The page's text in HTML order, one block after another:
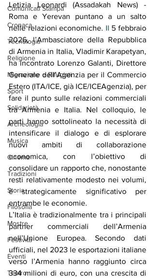
Comunicati Stampa
Cronaca
Tecnologia
Religione
Migrazione e Rifugiati
Sport
Solidarietà
Archeologia
Musica
Cinema
Tradizioni
Storia
Filosofia
Mostre
Festività
Eventi
Teatro
Letizia Leonardi (Assadakah News) -
Roma e Yerevan puntano a un salto
nelle relazioni economiche. Il 5 febbraio
2026, l’Ambasciatore della Repubblica
di Armenia in Italia, Vladimir Karapetyan,
ha incontrato Lorenzo Galanti, Direttore
Generale dell’Agenzia per il Commercio
Estero (ITA/ICE, già ICE/ICEAgenzia), per
fare il punto sulle relazioni commerciali
tra Armenia e Italia. Nel colloquio, le
parti hanno sottolineato la necessità di
intensificare il dialogo e di esplorare
nuovi ambiti di collaborazione
economica, con l’obiettivo di
consolidare un rapporto che, nonostante
resti relativamente modesto nei volumi,
è strategicamente significativo per
entrambe le economie.
L’Italia è tradizionalmente tra i principali
partner commerciali dell’Armenia
nell’Unione Europea. Secondo dati
ufficiali, nel 2023 le esportazioni italiane
verso l’Armenia hanno raggiunto circa
334 milioni di euro, con una crescita di